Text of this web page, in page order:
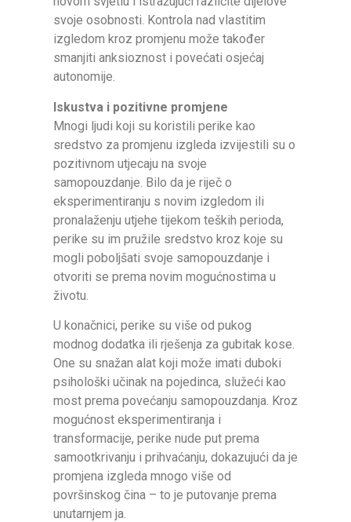
svoje osobnosti. Kontrola nad vlastitim
izgledom kroz promjenu može također
smanjiti anksioznost i povećati osjećaj
autonomije.
Iskustva i pozitivne promjene
Mnogi ljudi koji su koristili perike kao
sredstvo za promjenu izgleda izvijestili su o
pozitivnom utjecaju na svoje
samopouzdanje. Bilo da je riječ o
eksperimentiranju s novim izgledom ili
pronalaženju utjehe tijekom teških perioda,
perike su im pružile sredstvo kroz koje su
mogli poboljšati svoje samopouzdanje i
otvoriti se prema novim mogućnostima u
životu.
U konačnici, perike su više od pukog
modnog dodatka ili rješenja za gubitak kose.
One su snažan alat koji može imati duboki
psihološki učinak na pojedinca, služeći kao
most prema povećanju samopouzdanja. Kroz
mogućnost eksperimentiranja i
transformacije, perike nude put prema
samootkrivanju i prihvaćanju, dokazujući da je
promjena izgleda mnogo više od
površinskog čina – to je putovanje prema
unutarnjem ja.